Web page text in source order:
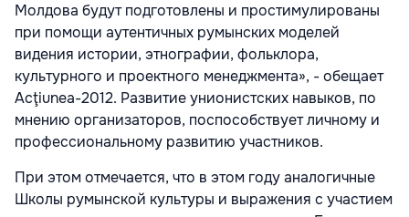
Молдова будут подготовлены и простимулированы
при помощи аутентичных румынских моделей
видения истории, этнографии, фольклора,
культурного и проектного менеджмента», - обещает
Acţiunea-2012. Развитие унионистских навыков, по
мнению организаторов, поспособствует личному и
профессиональному развитию участников.
При этом отмечается, что в этом году аналогичные
Школы румынской культуры и выражения с участием